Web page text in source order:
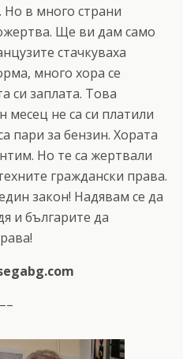
Но в много страни
Ще ви дам само
стачкуваха
много хора се
си заплата. Това
месец не са си платили
пари за бензин. Хората
Но те са жертвали
граждански права.
закон! Надявам се да
и българите да
––